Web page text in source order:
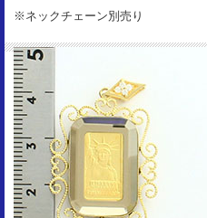
※ネックチェーン別売り